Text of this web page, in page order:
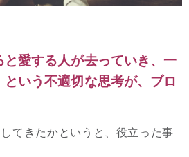
愛する人が去っていき、一
いう不適切な思考が、ブロ
てきたかというと、役立った事